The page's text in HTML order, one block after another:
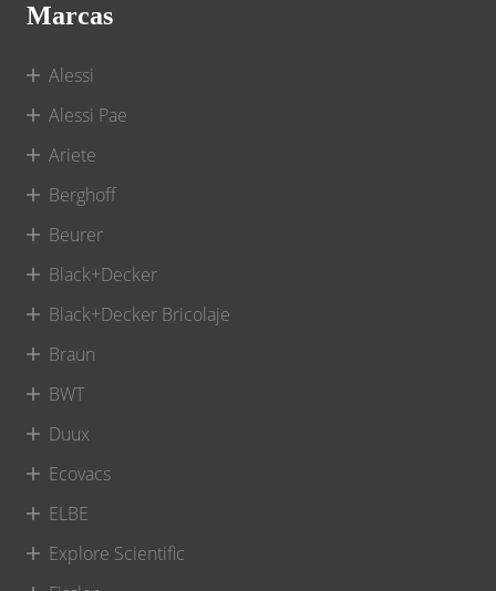
Marcas
Alessi
Alessi Pae
Ariete
Berghoff
Beurer
Black+Decker
Black+Decker Bricolaje
Braun
BWT
Duux
Ecovacs
ELBE
Explore Scientific